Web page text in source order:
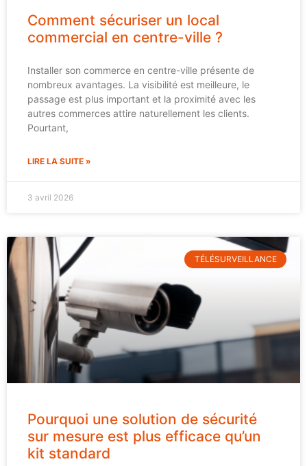
Comment sécuriser un local
commercial en centre-ville ?
Installer son commerce en centre-ville présente de
nombreux avantages. La visibilité est meilleure, le
passage est plus important et la proximité avec les
autres commerces attire naturellement les clients.
Pourtant,
LIRE LA SUITE »
3 avril 2026
TÉLÉSURVEILLANCE
Pourquoi une solution de sécurité
sur mesure est plus efficace qu’un
kit standard